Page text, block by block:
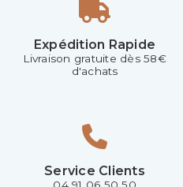
Expédition Rapide
Livraison gratuite dès 58€
d'achats
Service Clients
04 91 06 50 50